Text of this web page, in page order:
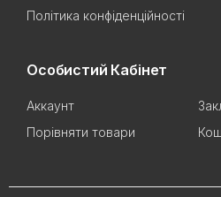
Політика конфіденційності
Особистий Кабінет
Аккаунт
Порівняти товари